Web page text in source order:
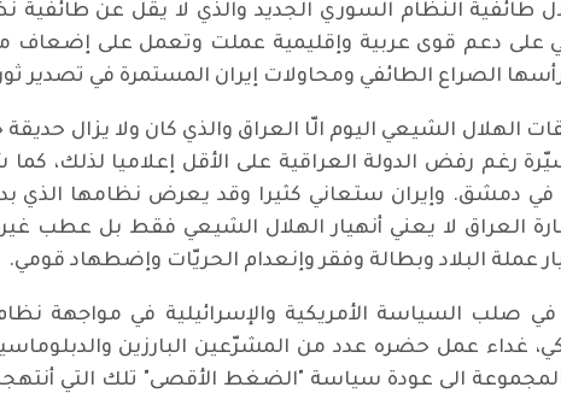
طائفية النظام السوري الجديد والذي لا يقل عن
على دعم قوى عربية وإقليمية عملت وتعمل على إضعاف
الصراع الطائفي ومحاولات إيران المستمرة في تصدير
الهلال الشيعي اليوم الّا العراق والذي كان ولا يزال
رغم رفض الدولة العراقية على الأقل إعلاميا لذلك،
في دمشق. وإيران ستعاني كثيرا وقد يعرض نظامها الذي
العراق لا يعني أنهيار الهلال الشيعي فقط بل عطب
عملة البلاد وبطالة وفقر وإنعدام الحريّات وإضطهاد قومي.
صلب السياسة الأمريكية والإسرائيلية في مواجهة
غداء عمل حضره عدد من المشرّعين البارزين
الى عودة سياسة "الضغط الأقصى" تلك التي